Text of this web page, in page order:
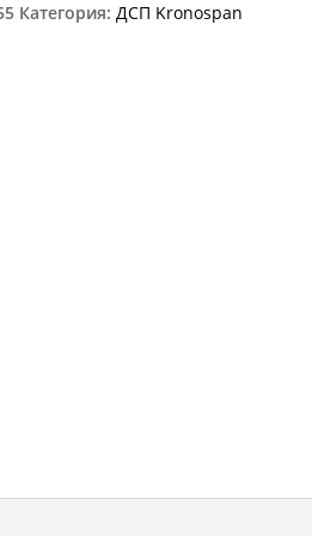
Категория:ДСП Kronospan